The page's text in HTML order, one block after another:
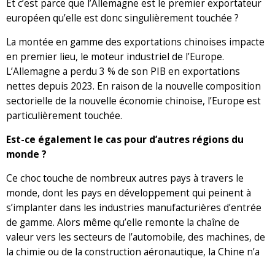
Et c’est parce que l’Allemagne est le premier exportateur
européen qu’elle est donc singulièrement touchée ?
La montée en gamme des exportations chinoises impacte
en premier lieu, le moteur industriel de l’Europe.
L’Allemagne a perdu 3 % de son PIB en exportations
nettes depuis 2023. En raison de la nouvelle composition
sectorielle de la nouvelle économie chinoise, l’Europe est
particulièrement touchée.
Est-ce également le cas pour d’autres régions du
monde ?
Ce choc touche de nombreux autres pays à travers le
monde, dont les pays en développement qui peinent à
s’implanter dans les industries manufacturières d’entrée
de gamme. Alors même qu’elle remonte la chaîne de
valeur vers les secteurs de l’automobile, des machines, de
la chimie ou de la construction aéronautique, la Chine n’a